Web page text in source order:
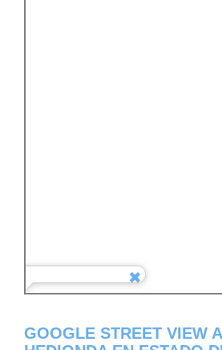
GOOGLE STREET VIEW